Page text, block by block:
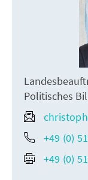
Politisches
+49 (0)
+49 (0)